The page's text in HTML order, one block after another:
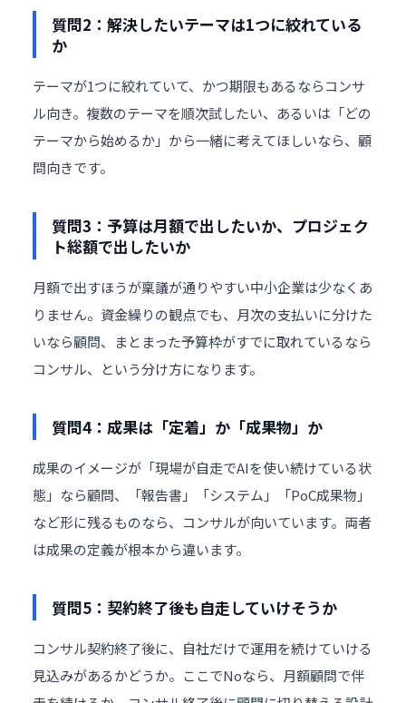
質問2：解決したいテーマは1つに絞れている
か
テーマが1つに絞れていて、かつ期限もあるならコンサ
ル向き。複数のテーマを順次試したい、あるいは「どの
テーマから始めるか」から一緒に考えてほしいなら、顧
問向きです。
質問3：予算は月額で出したいか、プロジェク
ト総額で出したいか
月額で出すほうが稟議が通りやすい中小企業は少なくあ
りません。資金繰りの観点でも、月次の支払いに分けた
いなら顧問、まとまった予算枠がすでに取れているなら
コンサル、という分け方になります。
質問4：成果は「定着」か「成果物」か
成果のイメージが「現場が自走でAIを使い続けている状
態」なら顧問、「報告書」「システム」「PoC成果物」
など形に残るものなら、コンサルが向いています。両者
は成果の定義が根本から違います。
質問5：契約終了後も自走していけそうか
コンサル契約終了後に、自社だけで運用を続けていける
見込みがあるかどうか。ここでNoなら、月額顧問で伴